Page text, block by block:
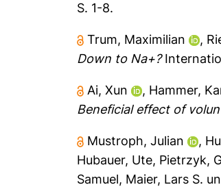
S. 1-8.
Trum, Maximilian ,
Down to Na+?
Ai, Xun , Hammer,
Beneficial effect of
Mustroph, Julian ,
Hubauer, Ute, Pietrzyk,
Samuel, Maier, Lars S.